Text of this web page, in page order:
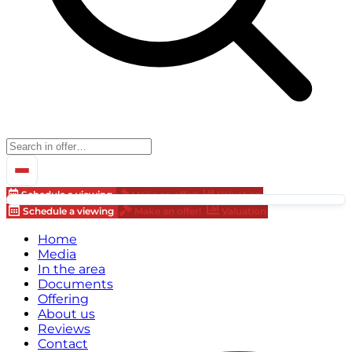
Schedule a viewing Make an offer!
Valuation
Schedule a viewing
Make an offer! Valuation
Home
Media
In the area
Documents
Offering
About us
Reviews
Contact